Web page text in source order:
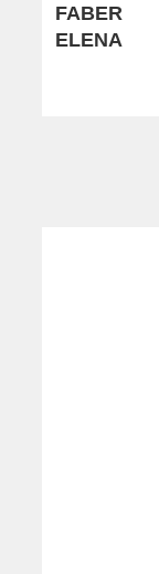
FABER
ELENA